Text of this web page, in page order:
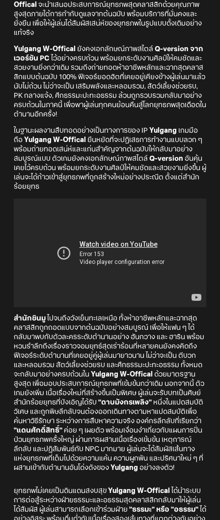
Offical จะนำเสนอประสบการณ์ยุทธภพสุดคลาสสิกด้วยคุณภาพ
สูงสุดภายใต้การกำกับดูแลจากต้นฉบับ พร้อมบริการที่มั่นคงและ
ยั่งยืน เพื่อให้ผู้เล่นได้สัมผัสเสน่ห์ของยุทธภพในรูปแบบดั้งเดิมอย่าง
แท้จริง
Yulgang W-Offical ยังคงเอกลักษณ์ภาพสไตล์ Q-version จาก
เวอร์ชัน PC ไว้อย่างครบถ้วน พร้อมยกระดับงานศิลป์ให้คมชัดและ
สวยงามยิ่งกว่าเดิม รวมถึงถ่ายทอดห้าอาชีพหลักและฉากสุดคลาส
สิกแบบต้นฉบับ 100% ฟีเจอร์ยอดฮิตที่เคยอยู่เคียงข้างผู้เล่นมาแล้ว
นับไม่ถ้วน ไม่ว่าจะเป็น เสริมพลังและหลอมรวม, สัตว์เลี้ยงช่วยรบ,
PK กลางแจ้ง, ศึกธรรมะปะทะอธรรม ล้วนถูกรวบรวมกลับมาอย่าง
ครบถ้วนในภาคนี้ เพื่อพาผู้เล่นทุกคนย้อนคืนสู่โลกยุทธภพสุดเดือดใน
ตำนานอีกครั้ง!
ในฐานะผลงานสืบทอดอย่างเป็นทางการของ IP Yulgang เกมมือ
ถือ Yulgang W-Offical ยืนหยัดที่จะปฏิเสธการทำงานแบบลวก ๆ
พร้อมถ่ายทอดเสน่ห์และแก่นสำคัญจากต้นฉบับให้กลับมาอย่าง
สมบูรณ์แบบ ตัวเกมยังคงเอกลักษณ์ภาพสไตล์ Q-version อันคุ้น
เคยไว้ครบถ้วน พร้อมยกระดับงานศิลป์ให้คมชัดและสวยงามยิ่งขึ้น ผู้
เล่นจะได้ก้าวเข้าสู่ยุทธภพที่ถูกสร้างใหม่อย่างประณีต ตั้งแต่สำนัก
ร้อยยุทธ
สำนักชินมู ไปจนถึงวังเย็นทะเลเหนือ ทั้งห้าอาชีพหลักและฉากสุด
คลาสสิกถูกถอดแบบจากต้นฉบับอย่างสมบูรณ์ เพื่อให้แฟน ๆ ได้
กลับมาพบกับตัวละครระดับตำนานอย่าง ฮันกวาง และ ฮาริน พร้อม
หวนรำลึกถึงเรื่องราวจอมยุทธ์สุดเร่าร้อนที่หลายคนยังคงคิดถึง
ฟีเจอร์ระดับตำนานที่เคยอยู่คู่ผู้เล่นมายาวนาน ไม่ว่าจะเป็น ตีบวก
และหลอมรวม สัตว์เลี้ยงช่วยรบ และศึกธรรมะปะทะอธรรม ทั้งหมด
จะกลับมาอย่างครบถ้วนใน Yulgang W-Offical ด้วยมาตรฐาน
สูงสุด เพื่อมอบประสบการณ์ยุทธภพที่เข้มข้นกว่าเดิม นอกจากนี้ ตัว
เกมยังเพิ่ม เนื้อเรื่องใหม่ที่สร้างขึ้นเป็นพิเศษ ผู้เล่นจะรับบทเป็นศิษย์
สำนักร้อยยุทธที่บังเอิญได้รับ "ดาบมังกรเพลิง" หนึ่งในแปดสมบัติ
วิเศษ และถูกพิษลึกลับจนต้องออกเดินทางตามหาแปดสมบัติเพื่อ
ค้นหาวิธีรักษา ระหว่างการสืบหาความจริง องค์กรลึกลับที่เรียกว่า
"แดนศักดิ์สิทธิ์" ค่อย ๆ เผยตัว พร้อมเงื่อนงำเกี่ยวกับแผนการปั่น
ป่วนยุทธภพครั้งใหญ่ ผ่านการผสานเนื้อเรื่องเข้มข้น เหตุการณ์
ลึกลับ และปฏิสัมพันธ์กับ NPC มากมาย ผู้เล่นจะได้สัมผัสเส้นทาง
แห่งยุทธภพที่เต็มไปด้วยความแค้น ความผูกพัน และปริศนาใหม่ ๆ ที่
ผสานเข้ากับตำนานอันโด่งดังของ Yulgang อย่างลงตัว!
ยุทธภพไม่เคยเป็นดินแดนสงบสุข Yulgang W-Offical
ได้นำระบบ
การต่อสู้ระหว่างฝ่ายธรรมะและอธรรมสุดคลาสสิกกลับมาให้ผู้เล่น
ได้สัมผัส ผู้เล่นสามารถเลือกเข้าร่วมฝ่าย "ธรรมะ" หรือ "อธรรม" ได้